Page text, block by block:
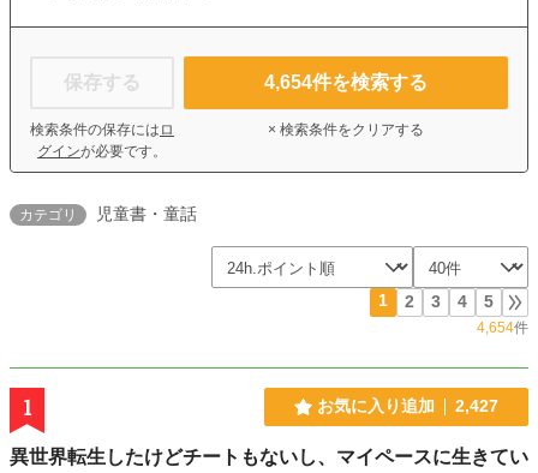
保存する
検索条件の保存には ロ
グインが必要です。
4,654件を検索する
× 検索条件をクリアする
カテゴリ 児童書・童話
1 2 3 4 5
4,654件
1 お気に入り追加 2,427
異世界転生したけどチートもないし、マイペースに生きてい